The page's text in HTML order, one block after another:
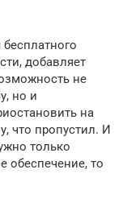
добавляет
не
но и
на
что пропустил. И
только
обеспечение, то